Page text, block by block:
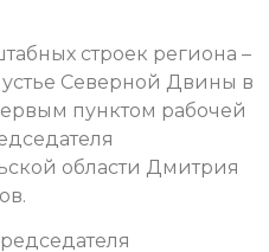
строек региона –
Северной Двины в
пунктом рабочей
области Дмитрия